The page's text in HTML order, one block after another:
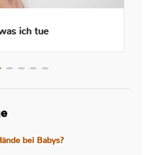
ich tue
bei Babys?